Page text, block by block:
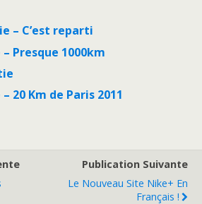
– C’est reparti
Presque 1000km
20 Km de Paris 2011
Publication Suivante
Le Nouveau Site Nike+ En
Français !